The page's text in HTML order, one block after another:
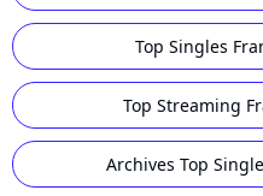
Top Singles
Top Streaming
Archives Top